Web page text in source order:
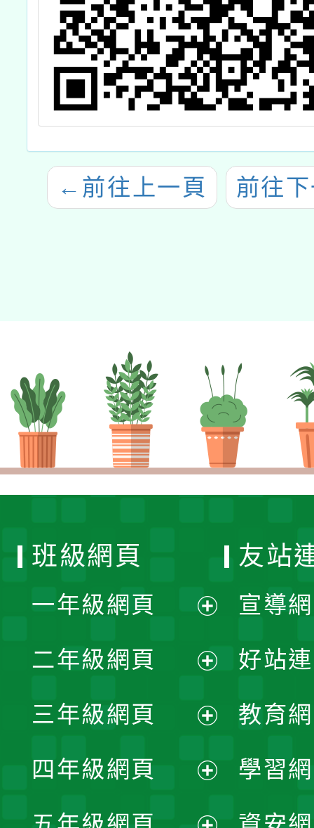
← 前往上一頁 前往
班級網頁
一年級網頁
開
選
單
二年級網頁
開
選
單
三年級網頁
開
四年級網頁
友站
宣導
好站
教育
學習